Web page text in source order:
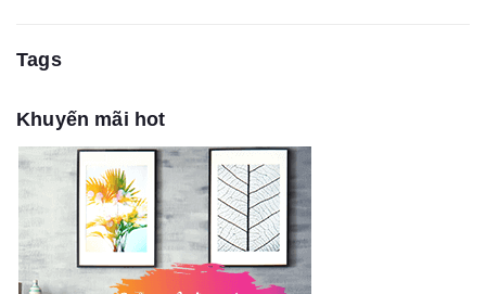
Tags
Khuyến mãi hot